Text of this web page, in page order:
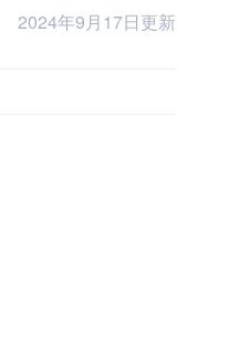
2024年9月17日更新